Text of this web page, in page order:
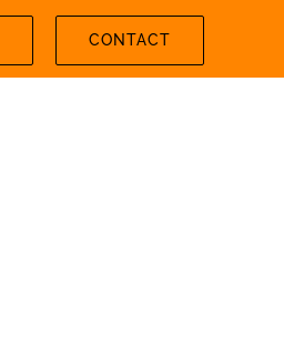
CONTACT